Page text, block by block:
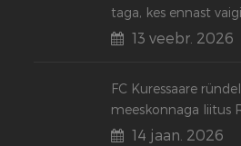
taga, kes ennast
13 veebr. 2026
FC Kuressaare
meeskonnaga liitus
14 jaan. 2026